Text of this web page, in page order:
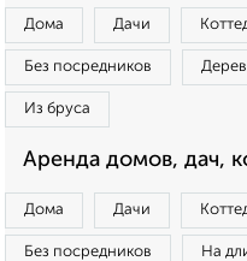
Дома Дачи
Без посредников
Из бруса
Аренда домов, дач,
Дома Дачи
Без посредников На